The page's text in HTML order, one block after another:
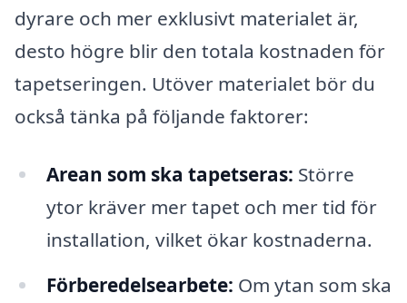
dyrare och mer exklusivt materialet är,
desto högre blir den totala kostnaden för
tapetseringen. Utöver materialet bör du
också tänka på följande faktorer:
Arean som ska tapetseras: Större
ytor kräver mer tapet och mer tid för
installation, vilket ökar kostnaderna.
Förberedelsearbete: Om ytan som ska